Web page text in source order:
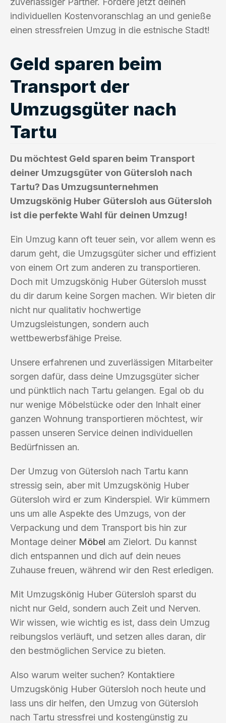
individuellen Kostenvoranschlag an und genieße
einen stressfreien Umzug in die estnische Stadt!
Geld sparen beim
Transport der
Umzugsgüter nach
Tartu
Du möchtest Geld sparen beim Transport
deiner Umzugsgüter von Gütersloh nach
Tartu? Das Umzugsunternehmen
Umzugskönig Huber Gütersloh aus Gütersloh
ist die perfekte Wahl für deinen Umzug!
Ein Umzug kann oft teuer sein, vor allem wenn es
darum geht, die Umzugsgüter sicher und effizient
von einem Ort zum anderen zu transportieren.
Doch mit Umzugskönig Huber Gütersloh musst
du dir darum keine Sorgen machen. Wir bieten dir
nicht nur qualitativ hochwertige
Umzugsleistungen, sondern auch
wettbewerbsfähige Preise.
Unsere erfahrenen und zuverlässigen Mitarbeiter
sorgen dafür, dass deine Umzugsgüter sicher
und pünktlich nach Tartu gelangen. Egal ob du
nur wenige Möbelstücke oder den Inhalt einer
ganzen Wohnung transportieren möchtest, wir
passen unseren Service deinen individuellen
Bedürfnissen an.
Der Umzug von Gütersloh nach Tartu kann
stressig sein, aber mit Umzugskönig Huber
Gütersloh wird er zum Kinderspiel. Wir kümmern
uns um alle Aspekte des Umzugs, von der
Verpackung und dem Transport bis hin zur
Montage deiner Möbel am Zielort. Du kannst
dich entspannen und dich auf dein neues
Zuhause freuen, während wir den Rest erledigen.
Mit Umzugskönig Huber Gütersloh sparst du
nicht nur Geld, sondern auch Zeit und Nerven.
Wir wissen, wie wichtig es ist, dass dein Umzug
reibungslos verläuft, und setzen alles daran, dir
den bestmöglichen Service zu bieten.
Also warum weiter suchen? Kontaktiere
Umzugskönig Huber Gütersloh noch heute und
lass uns dir helfen, den Umzug von Gütersloh
nach Tartu stressfrei und kostengünstig zu